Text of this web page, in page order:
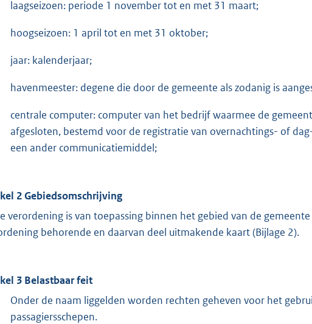
laagseizoen: periode 1 november tot en met 31 maart;
hoogseizoen: 1 april tot en met 31 oktober;
jaar: kalenderjaar;
havenmeester: degene die door de gemeente als zodanig is
centrale computer: computer van het bedrijf waarmee de
afgesloten, bestemd voor de registratie van overnachtings- of
een ander communicatiemiddel;
2 Gebiedsomschrijving
verordening is van toepassing binnen het gebied van de
behorende en daarvan deel uitmakende kaart (Bijlage 2).
3 Belastbaar feit
Onder de naam liggelden worden rechten geheven voor het
passagiersschepen.